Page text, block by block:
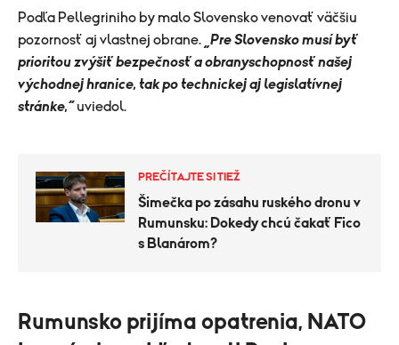
Podľa Pellegriniho by malo Slovensko venovať väčšiu
pozornosť aj vlastnej obrane.
„Pre Slovensko musí byť
prioritou zvýšiť bezpečnosť a obranyschopnosť našej
východnej hranice, tak po technickej aj legislatívnej
stránke,“ uviedol.
PREČÍTAJTE SI TIEŽ
Šimečka po zásahu ruského dronu v
Rumunsku: Dokedy chcú čakať Fico
s Blanárom?
​Rumunsko prijíma opatrenia, NATO